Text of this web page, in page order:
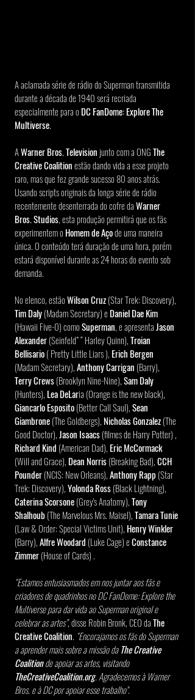
A aclamada série de rádio do Superman transmitida
durante a década de 1940 será recriada
especialmente para o DC FanDome: Explore The
Multiverse.
A Warner Bros. Television junto com a ONG The
Creative Coalition estão dando vida a esse projeto
raro, mas que fez grande sucesso 80 anos atrás.
Usando scripts originais da longa série de rádio
recentemente desenterrada do cofre da Warner
Bros. Studios, esta produção permitirá que os fãs
experimentem o Homem de Aço de uma maneira
única. O conteúdo terá duração de uma hora, porém
estará disponível durante as 24 horas do evento sob
demanda.
No elenco, estão Wilson Cruz (Star Trek: Discovery),
Tim Daly (Madam Secretary) e Daniel Dae Kim
(Hawaii Five-0) como Superman, e apresenta Jason
Alexander (Seinfeld” “ Harley Quinn), Troian
Bellisario ( Pretty Little Liars ), Erich Bergen
(Madam Secretary), Anthony Carrigan (Barry),
Terry Crews (Brooklyn Nine-Nine), Sam Daly
(Hunters), Lea DeLaria (Orange is the new black),
Giancarlo Esposito (Better Call Saul), Sean
Giambrone (The Goldbergs), Nicholas Gonzalez (The
Good Doctor), Jason Isaacs (filmes de Harry Potter) ,
Richard Kind (American Dad), Eric McCormack
(Will and Grace), Dean Norris (Breaking Bad), CCH
Pounder (NCIS: New Orleans), Anthony Rapp (Star
Trek: Discovery), Yolonda Ross (Black Lightning),
Caterina Scorsone (Grey's Anatomy), Tony
Shalhoub (The Marvelous Mrs. Maisel), Tamara Tunie
(Law & Order: Special Victims Unit), Henry Winkler
(Barry), Alfre Woodard (Luke Cage) e Constance
Zimmer (House of Cards) .
“Estamos entusiasmados em nos juntar aos fãs e
criadores de quadrinhos no DC FanDome: Explore the
Multiverse para dar vida ao Superman original e
celebrar as artes”, disse Robin Bronk, CEO da The
Creative Coalition. “Encorajamos os fãs do Superman
a aprender mais sobre a missão da The Creative
Coalition de apoiar as artes, visitando
TheCreativeCoalition.org. Agradecemos à Warner
Bros. e à DC por apoiar esse trabalho".